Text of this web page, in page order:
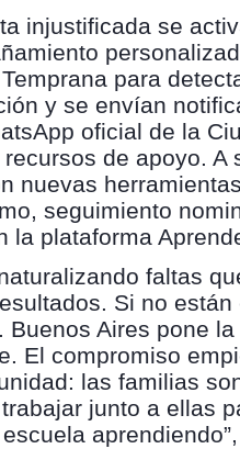
injustificada se
para
y se envían
oficial de la
de apoyo. A
nuevas
seguimiento
la plataforma
faltas
Si no
Buenos Aires pone
El compromiso
las familias
junto a ellas